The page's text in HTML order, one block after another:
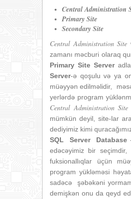
Central Administration
Primary Site
Secondary Site
Central Administration Site
zamanı məcburi olaraq
Primary Site Server
Server-ə qoşulu və ya
müəyyən edilməlidir,
yerlərdə program
Central Administration
mümkün deyil, site-lar
dediyimiz kimi
SQL Server Database
edəcəyimiz bir
fuksionallıqlar üçün
program yükləməsi
sadəcə şəbəkəni
demişkən onu da qeyd